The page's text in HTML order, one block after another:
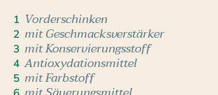
1 Vorderschinken
2 mit Geschmacksverstärker
3 mit Konservierungsstoff
4 Antioxydationsmittel
5 mit Farbstoff